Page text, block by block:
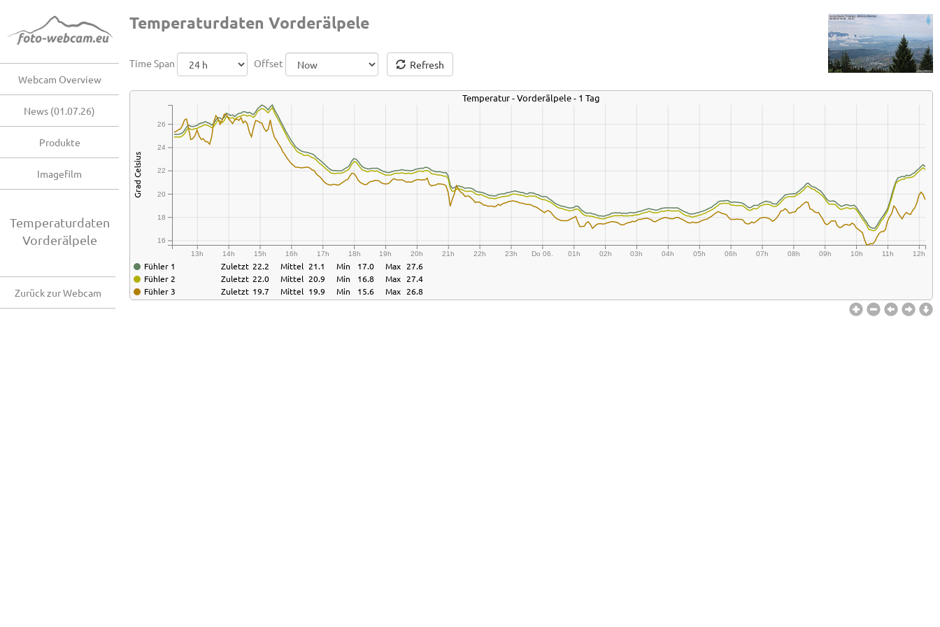
Webcam Overview
News (01.07.26)
Produkte
Imagefilm
Temperaturdaten
Vorderälpele
Zurück zur Webcam
Temperaturdaten Vorderälpele
Time Span Offset Refresh
Temperatur - Vorderälpele - 1 Tag
13h 14h 15h 16h 17h 18h 19h 20h 21h 22h 23h Do 06. 01h 02h 03h 04h 05h 06h 07h 08h 09h 10h 11h 12h
16
18
20
22
24
26
Grad Celsius
Fühler 1
Fühler 2
Fühler 3
Zuletzt
Zuletzt
Zuletzt
22.2
22.0
19.7
Mittel
Mittel
Mittel
21.1
20.9
19.9
Min
Min
Min
17.0
16.8
15.6
Max
Max
Max
27.6
27.4
26.8